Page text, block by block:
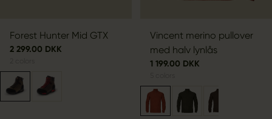
Forest Hunter Mid GTX
2 299.00 DKK
Vincent merino pullover
med halv lynlås
1 199.00 DKK